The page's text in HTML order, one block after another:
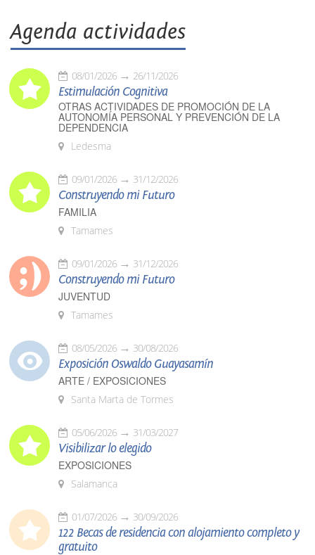
Agenda actividades
08/01/2026 26/11/2026
Estimulación Cognitiva
OTRAS ACTIVIDADES DE PROMOCIÓN DE LA
AUTONOMÍA PERSONAL Y PREVENCIÓN DE LA
DEPENDENCIA
Ledesma
09/01/2026 31/12/2026
Construyendo mi Futuro
FAMILIA
Tamames
09/01/2026 31/12/2026
Construyendo mi Futuro
JUVENTUD
Tamames
08/05/2026 30/08/2026
Exposición Oswaldo Guayasamín
ARTE / EXPOSICIONES
Santa Marta de Tormes
05/06/2026 31/03/2027
Visibilizar lo elegido
EXPOSICIONES
Salamanca
01/07/2026 30/09/2026
122 Becas de residencia con alojamiento completo y
gratuito